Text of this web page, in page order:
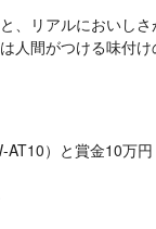
、リアルにおいし
人間がつける味付
AT10）と賞金10万円